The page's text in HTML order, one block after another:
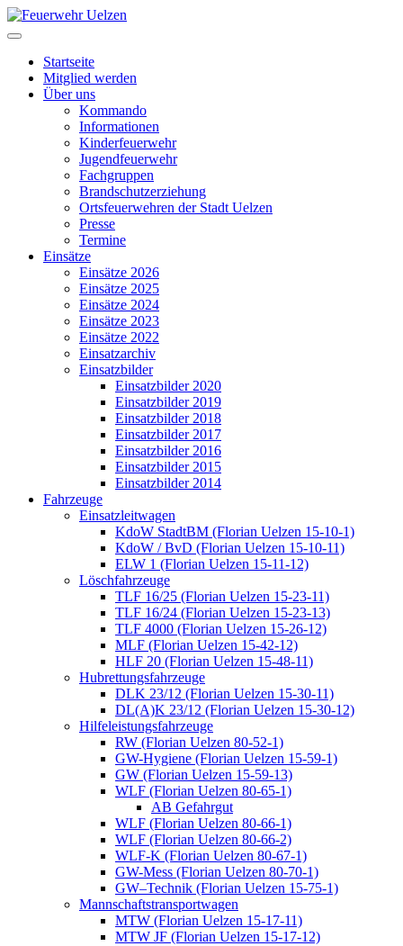
Startseite
Mitglied werden
Über uns
Kommando
Informationen
Kinderfeuerwehr
Jugendfeuerwehr
Fachgruppen
Brandschutzerziehung
Ortsfeuerwehren der Stadt Uelzen
Presse
Termine
Einsätze
Einsätze 2026
Einsätze 2025
Einsätze 2024
Einsätze 2023
Einsätze 2022
Einsatzarchiv
Einsatzbilder
Einsatzbilder 2020
Einsatzbilder 2019
Einsatzbilder 2018
Einsatzbilder 2017
Einsatzbilder 2016
Einsatzbilder 2015
Einsatzbilder 2014
Fahrzeuge
Einsatzleitwagen
KdoW StadtBM (Florian Uelzen 15-10-1)
KdoW / BvD (Florian Uelzen 15-10-11)
ELW 1 (Florian Uelzen 15-11-12)
Löschfahrzeuge
TLF 16/25 (Florian Uelzen 15-23-11)
TLF 16/24 (Florian Uelzen 15-23-13)
TLF 4000 (Florian Uelzen 15-26-12)
MLF (Florian Uelzen 15-42-12)
HLF 20 (Florian Uelzen 15-48-11)
Hubrettungsfahrzeuge
DLK 23/12 (Florian Uelzen 15-30-11)
DL(A)K 23/12 (Florian Uelzen 15-30-12)
Hilfeleistungsfahrzeuge
RW (Florian Uelzen 80-52-1)
GW-Hygiene (Florian Uelzen 15-59-1)
GW (Florian Uelzen 15-59-13)
WLF (Florian Uelzen 80-65-1)
AB Gefahrgut
WLF (Florian Uelzen 80-66-1)
WLF (Florian Uelzen 80-66-2)
WLF-K (Florian Uelzen 80-67-1)
GW-Mess (Florian Uelzen 80-70-1)
GW–Technik (Florian Uelzen 15-75-1)
Mannschaftstransportwagen
MTW (Florian Uelzen 15-17-11)
MTW JF (Florian Uelzen 15-17-12)